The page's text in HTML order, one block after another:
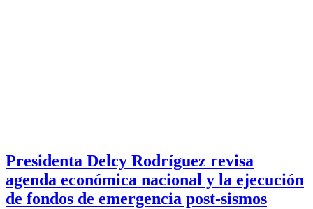
Presidenta Delcy Rodríguez revisa
agenda económica nacional y la ejecución
de fondos de emergencia post-sismos